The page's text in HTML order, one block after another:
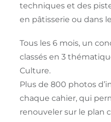
techniques et des
en pâtisserie ou dans
Tous les 6 mois, un
classés en 3
Culture.
Plus de 800 photos
chaque cahier, qui
renouveler sur le plan